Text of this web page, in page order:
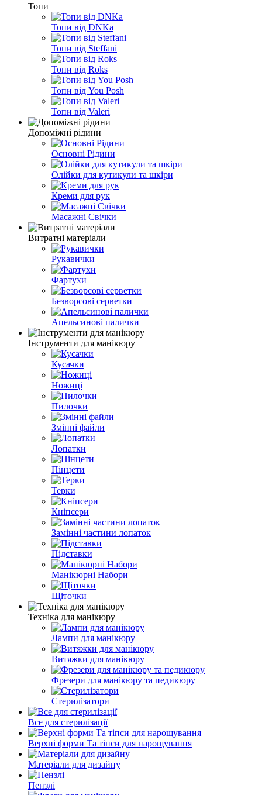
Топи
Топи від DNKa
Топи від Steffani
Топи від Roks
Топи від You Posh
Топи від Valeri
Допоміжні рідини
Основні Рідини
Олійки для кутикули та шкіри
Креми для рук
Масажні Свічки
Витратні матеріали
Рукавички
Фартухи
Безворсові серветки
Апельсинові палички
Інструменти для манікюру
Кусачки
Ножиці
Пилочки
Змінні файли
Лопатки
Пінцети
Терки
Кніпсери
Замінні частини лопаток
Підставки
Манікюрні Набори
Щіточки
Техніка для манікюру
Лампи для манікюру
Витяжки для манікюру
Фрезери для манікюру та педикюру
Стерилізатори
Все для стерилізації
Верхні форми Та тіпси для нарощування
Матеріали для дизайну
Пензлі